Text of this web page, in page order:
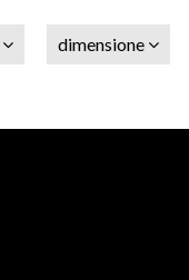
dimensione